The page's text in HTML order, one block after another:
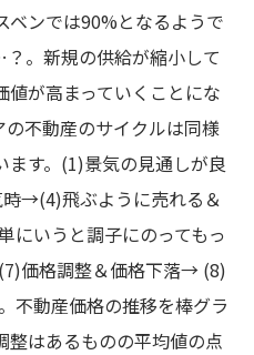
ベンでは90%となるようで
。新規の供給が縮小して
が高まっていくことにな
の不動産のサイクルは同様
ます。(1)景気の見通しが良
→(4)飛ぶように売れる＆
いうと調子にのってもっ
価格調整＆価格下落→ (8)
不動産価格の推移を棒グラ
整はあるものの平均値の点